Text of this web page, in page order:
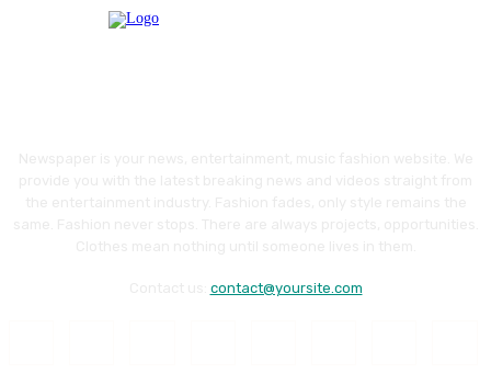
contact@yoursite.com